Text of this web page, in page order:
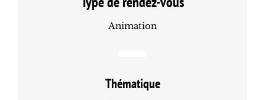
Animation
Thématique